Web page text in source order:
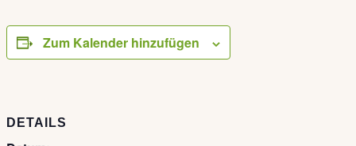
Zum Kalender hinzufügen
DETAILS